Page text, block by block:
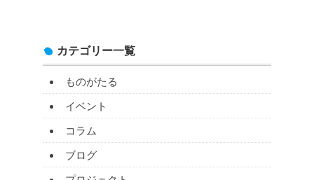
カテゴリー一覧
ものがたる
イベント
コラム
ブログ